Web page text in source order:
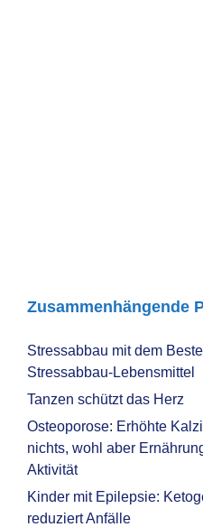
Zusammenhängende
Stressabbau mit dem
Stressabbau-Lebensmittel
Tanzen schützt das Herz
Osteoporose: Erhöhte
nichts, wohl aber
Aktivität
Kinder mit Epilepsie:
reduziert Anfälle